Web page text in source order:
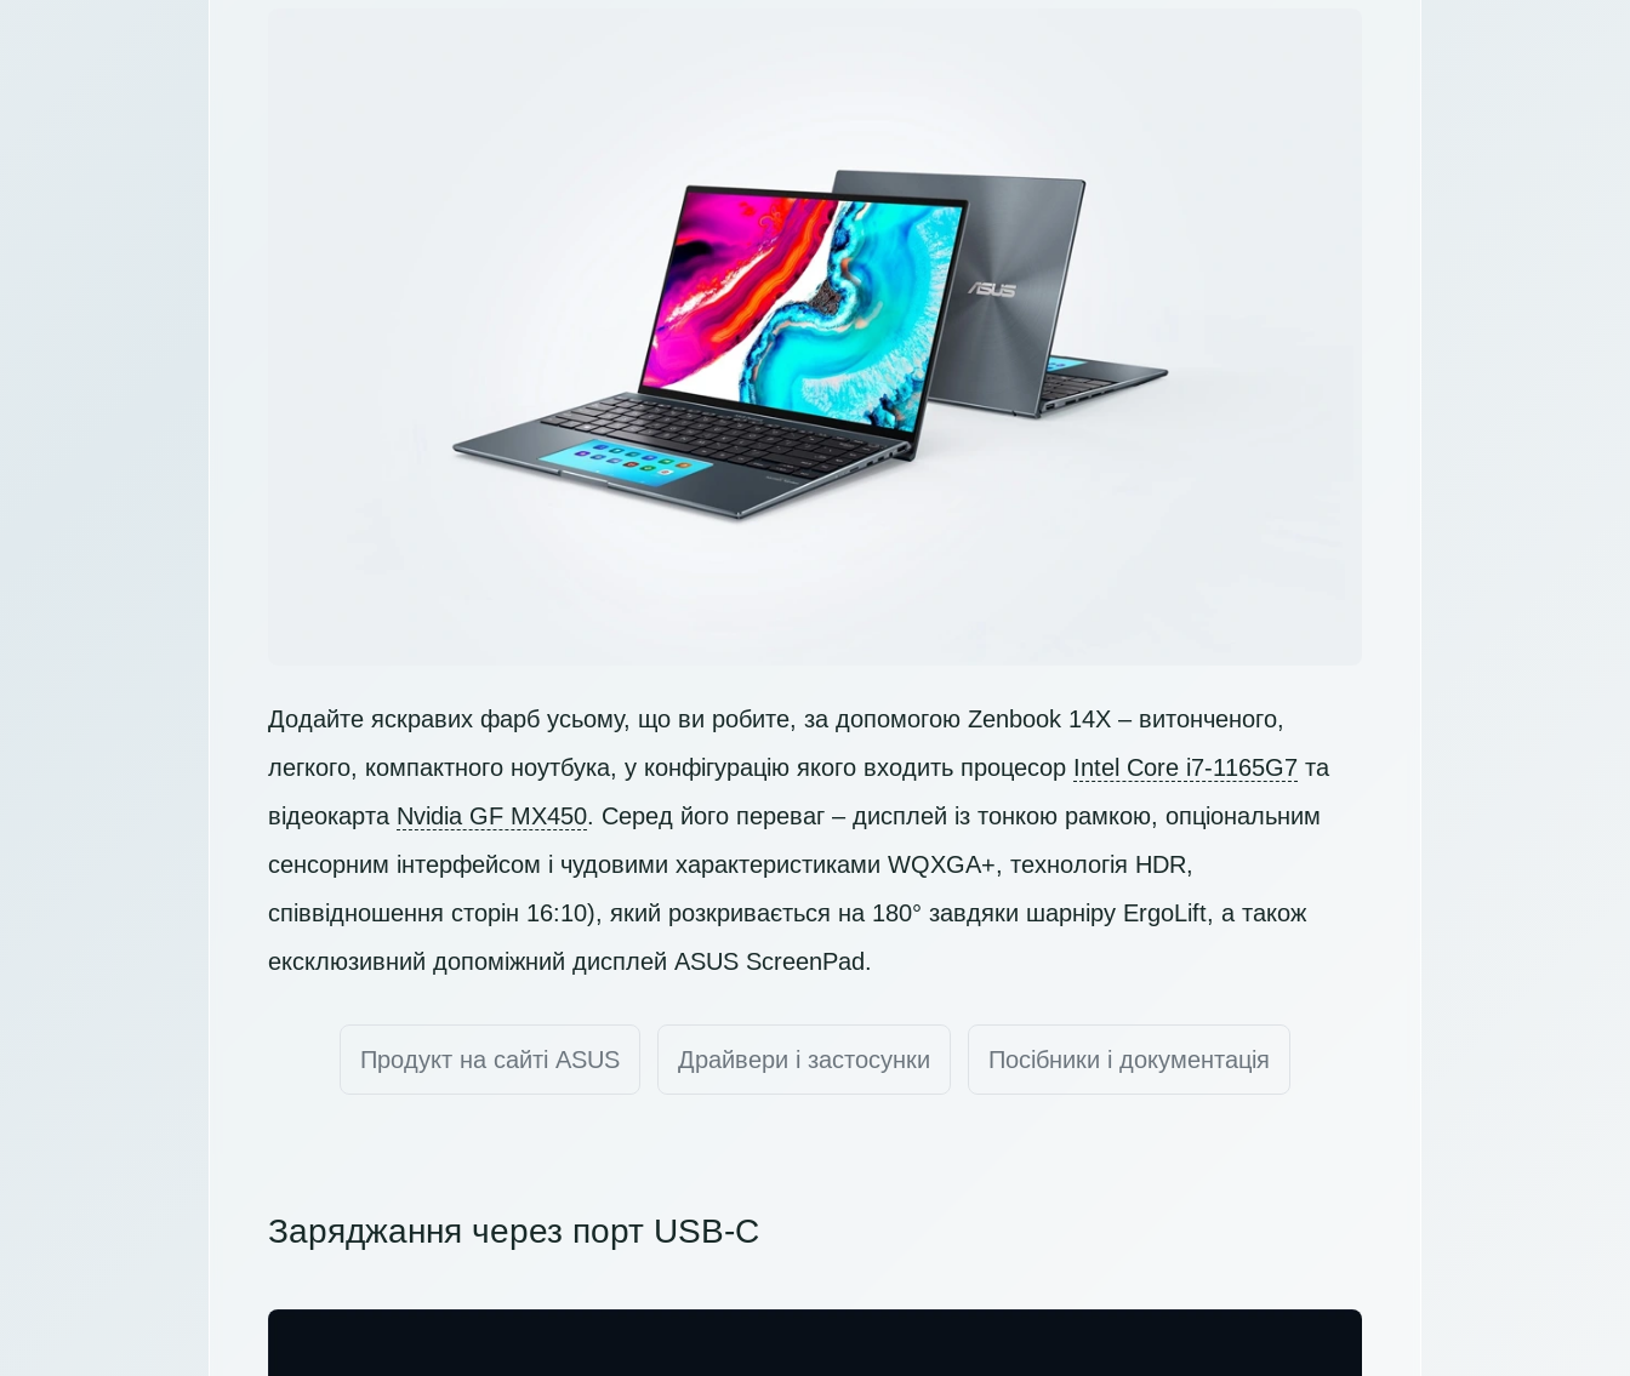
Додайте яскравих фарб усьому, що ви робите, за допомогою Zenbook 14X – витонченого,
легкого, компактного ноутбука, у конфігурацію якого входить процесор Intel Core i7-1165G7 та
відеокарта Nvidia GF MX450. Серед його переваг – дисплей із тонкою рамкою, опціональним
сенсорним інтерфейсом і чудовими характеристиками WQXGA+, технологія HDR,
співвідношення сторін 16:10), який розкривається на 180° завдяки шарніру ErgoLift, а також
ексклюзивний допоміжний дисплей ASUS ScreenPad.
Продукт на сайті ASUS Драйвери і застосунки Посібники і документація
Заряджання через порт USB-C